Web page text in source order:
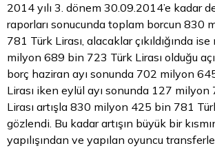
2014 yılı 3. dönem 30.09.2014’e kadar
raporları sonucunda toplam borcun 830
781 Türk Lirası, alacaklar çıkıldığında
milyon 689 bin 723 Türk Lirası olduğu
borç haziran ayı sonunda 702 milyon
Lirası iken eylül ayı sonunda 127
Lirası artışla 830 milyon 425 bin 781
gözlendi. Bu kadar artışın büyük bir
yapılışından ve yapılan oyuncu